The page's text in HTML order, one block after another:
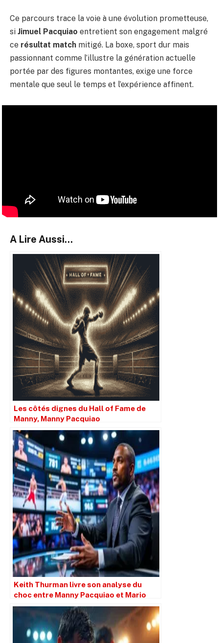
Ce parcours trace la voie à une évolution prometteuse,
si Jimuel Pacquiao entretient son engagement malgré
ce résultat match mitigé. La boxe, sport dur mais
passionnant comme l’illustre la génération actuelle
portée par des figures montantes, exige une force
mentale que seul le temps et l’expérience affinent.
A Lire Aussi...
Les côtés dignes du Hall of Fame de
Manny, Manny Pacquiao
Keith Thurman livre son analyse du
choc entre Manny Pacquiao et Mario
Barrios